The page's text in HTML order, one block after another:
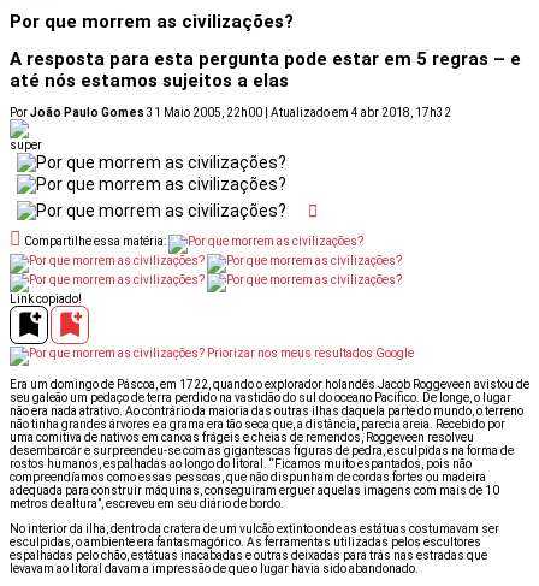
Por que morrem as civilizações?
A resposta para esta pergunta pode estar em 5 regras – e
até nós estamos sujeitos a elas
PorJoão Paulo Gomes 31 Maio 2005, 22h00 | Atualizado em 4 abr 2018, 17h32
Compartilhe essa matéria:
Link copiado!
Priorizar nos meus resultados Google
Era um domingo de Páscoa, em 1722, quando o explorador holandês Jacob Roggeveen avistou de
seu galeão um pedaço de terra perdido na vastidão do sul do oceano Pacífico. De longe, o lugar
não era nada atrativo. Ao contrário da maioria das outras ilhas daquela parte do mundo, o terreno
não tinha grandes árvores e a grama era tão seca que, a distância, parecia areia. Recebido por
uma comitiva de nativos em canoas frágeis e cheias de remendos, Roggeveen resolveu
desembarcar e surpreendeu-se com as gigantescas figuras de pedra, esculpidas na forma de
rostos humanos, espalhadas ao longo do litoral. “Ficamos muito espantados, pois não
compreendíamos como essas pessoas, que não dispunham de cordas fortes ou madeira
adequada para construir máquinas, conseguiram erguer aquelas imagens com mais de 10
metros de altura”, escreveu em seu diário de bordo.
No interior da ilha, dentro da cratera de um vulcão extinto onde as estátuas costumavam ser
esculpidas, o ambiente era fantasmagórico. As ferramentas utilizadas pelos escultores
espalhadas pelo chão, estátuas inacabadas e outras deixadas para trás nas estradas que
levavam ao litoral davam a impressão de que o lugar havia sido abandonado.